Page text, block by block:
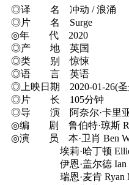
◎译 名 冲动 / 浪涌
◎片 名 Surge
◎年 代 2020
◎产 地 英国
◎类 别 惊悚
◎语 言 英语
◎上映日期 2020-01-26(圣
◎片 长 105分钟
◎导 演 阿奈尔·卡里亚
◎编 剧 鲁伯特·琼斯
◎演 员 本·卫肖 Ben
埃莉·哈丁顿 Ellie
伊恩·盖尔德 Ian
瑞恩·麦肯 Ryan